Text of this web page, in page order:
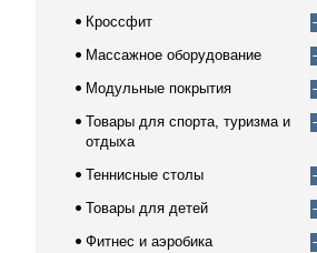
Кроссфит
Массажное оборудование
Модульные покрытия
Товары для спорта, туризма и
отдыха
Теннисные столы
Товары для детей
Фитнес и аэробика